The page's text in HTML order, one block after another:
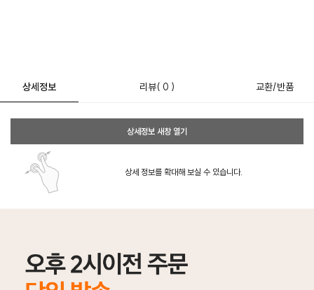
상세정보 리뷰( 0 ) 교환/반품
상세정보 새창 열기
상세 정보를 확대해 보실 수 있습니다.